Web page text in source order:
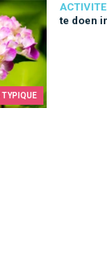
TYPIQUE
te doen
in maart ?